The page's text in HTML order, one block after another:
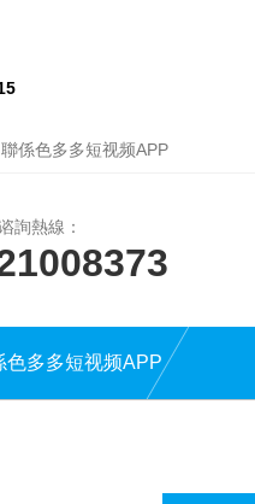
聯係色多多短视频APP
詢熱線：
色多多短视频APP